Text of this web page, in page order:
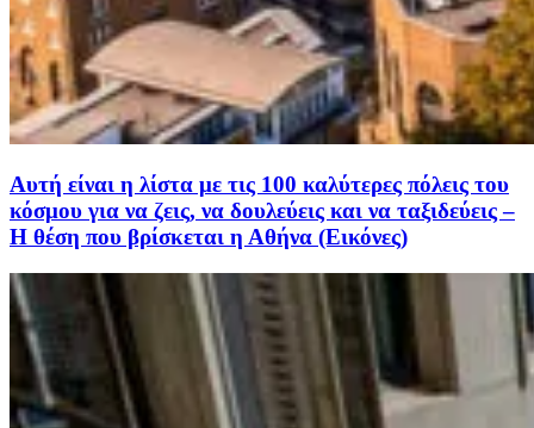
Αυτή είναι η λίστα με τις 100 καλύτερες πόλεις του
κόσμου για να ζεις, να δουλεύεις και να ταξιδεύεις –
Η θέση που βρίσκεται η Αθήνα (Εικόνες)